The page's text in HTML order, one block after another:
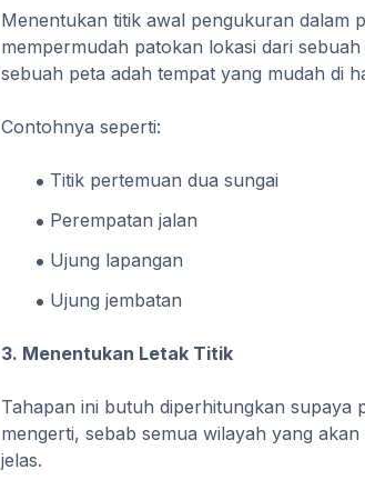
Menentukan titik awal pengukuran dalam
mempermudah patokan lokasi dari
sebuah peta adah tempat yang mudah di
Contohnya seperti:
Titik pertemuan dua sungai
Perempatan jalan
Ujung lapangan
Ujung jembatan
3. Menentukan Letak Titik
Tahapan ini butuh diperhitungkan supaya
mengerti, sebab semua wilayah yang
jelas.